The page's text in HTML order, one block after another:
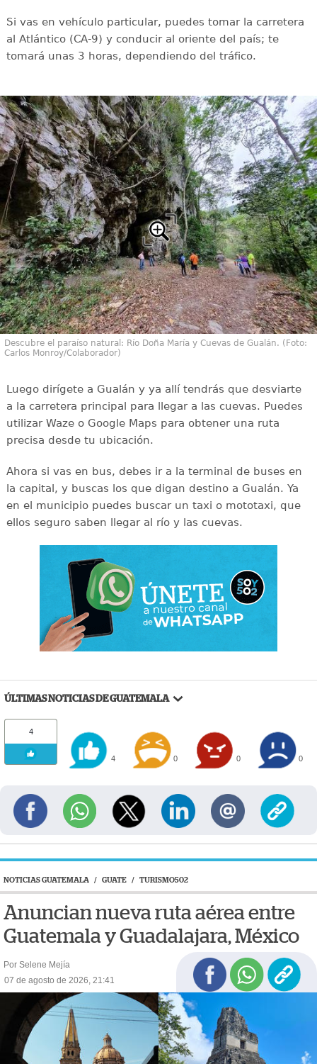
Si vas en vehículo particular, puedes tomar la carretera
al Atlántico (CA-9) y conducir al oriente del país; te
tomará unas 3 horas, dependiendo del tráfico.
Descubre el paraíso natural: Río Doña María y Cuevas de Gualán. (Foto:
Carlos Monroy/Colaborador)
Luego dirígete a Gualán y ya allí tendrás que desviarte
a la carretera principal para llegar a las cuevas. Puedes
utilizar Waze o Google Maps para obtener una ruta
precisa desde tu ubicación.
Ahora si vas en bus, debes ir a la terminal de buses en
la capital, y buscas los que digan destino a Gualán. Ya
en el municipio puedes buscar un taxi o mototaxi, que
ellos seguro saben llegar al río y las cuevas.
ÚLTIMAS NOTICIAS DE GUATEMALA
4
4 0 0 0
NOTICIAS GUATEMALA / GUATE / TURISMO502
Anuncian nueva ruta aérea entre
Guatemala y Guadalajara, México
Por Selene Mejía
07 de agosto de 2026, 21:41